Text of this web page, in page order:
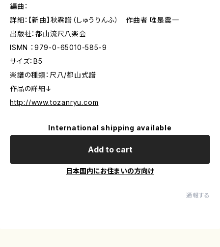
編曲：
詳細：【新曲】秋霖譜（しゅうりんふ） 作曲者 唯是震一
出版社：都山流尺八楽会
ISMN ：979-0-65010-585-9
サイズ：B5
楽譜の種類：尺八/都山式譜
作品の詳細↓
http://www.tozanryu.com
International shipping available
Add to cart
日本国内にお住まいの方向け
通報する